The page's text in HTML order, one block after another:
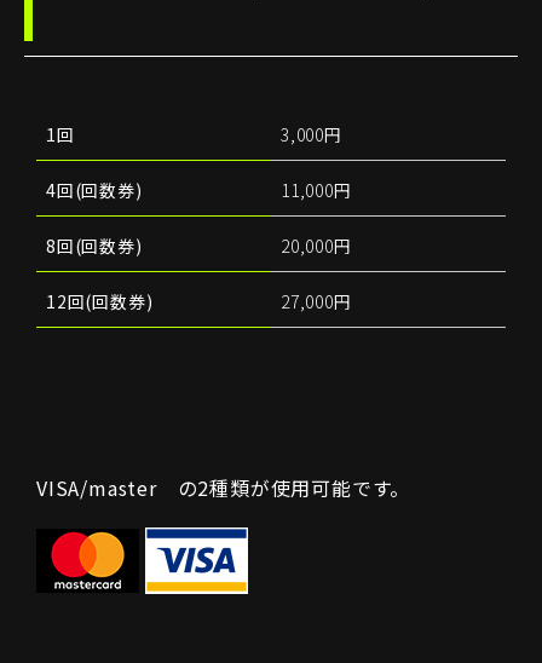
1回 3,000円
4回(回数券) 11,000円
8回(回数券) 20,000円
12回(回数券) 27,000円
VISA/master の2種類が使用可能です。